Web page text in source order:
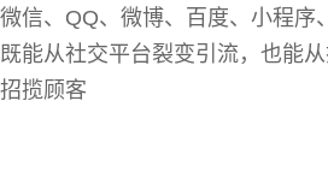
微信、QQ、微博、百度、小程
既能从社交平台裂变引流，也能
招揽顾客